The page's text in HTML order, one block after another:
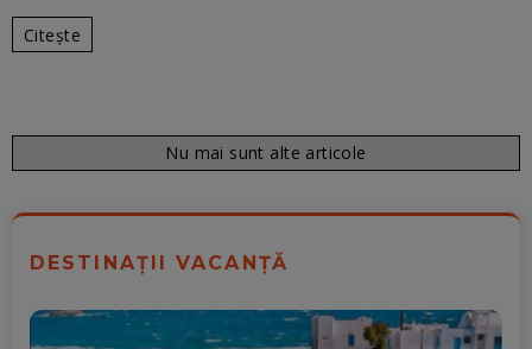
Citește
Nu mai sunt alte articole
DESTINAȚII VACANȚĂ